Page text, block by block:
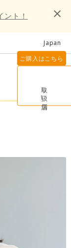
ト！
Japan
ご購入はこちら
取り扱い店舗